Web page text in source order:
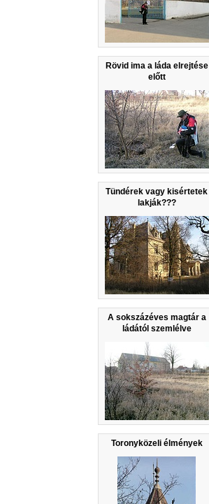
Rövid ima a láda elrejtése
előtt
Tündérek vagy kisértetek
lakják???
A sokszázéves magtár a
ládától szemlélve
Toronyközeli élmények